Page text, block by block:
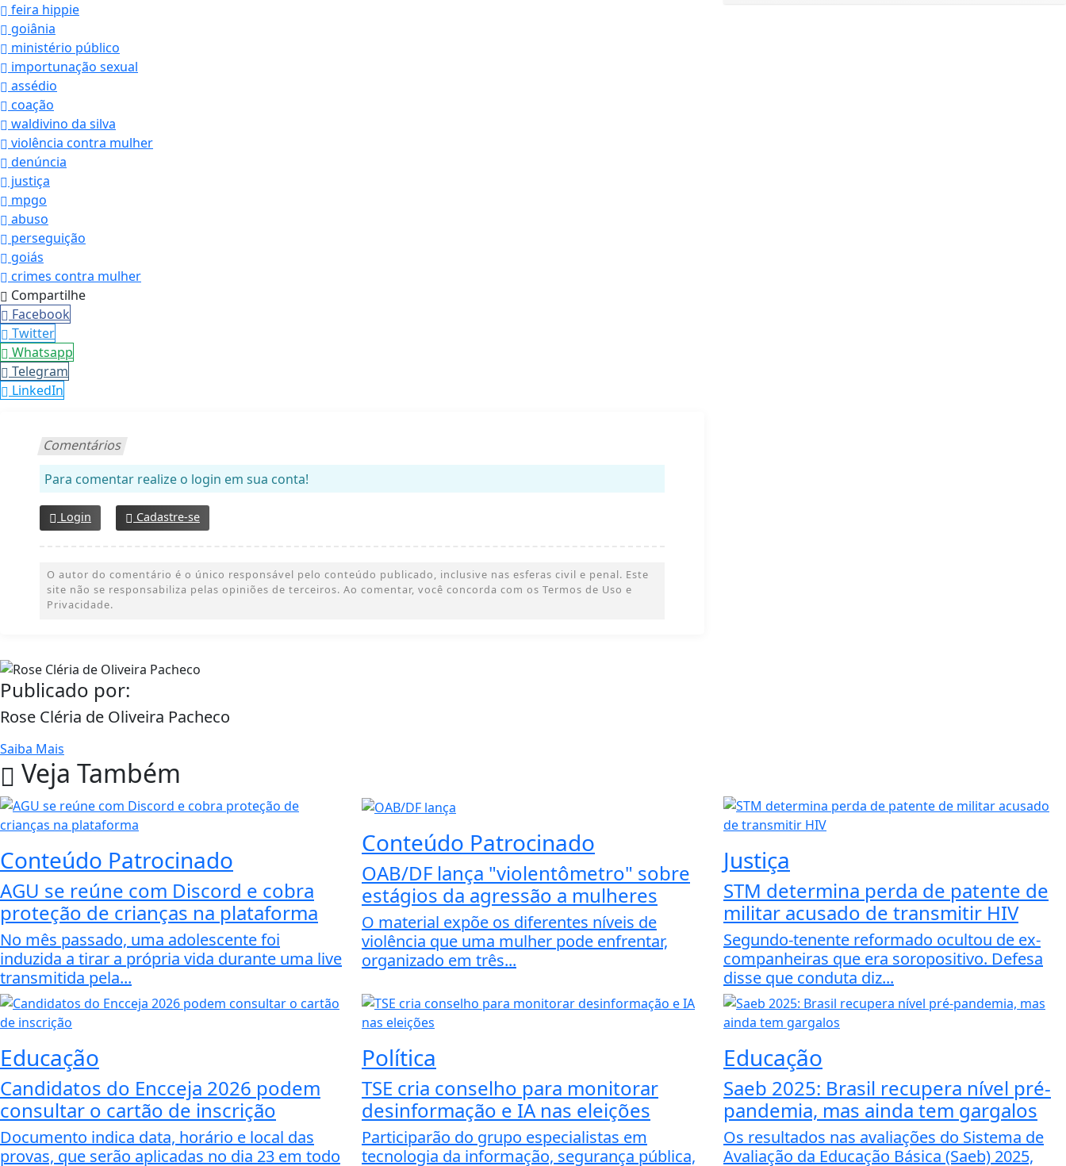
feira hippie
goiânia
ministério público
importunação sexual
assédio
coação
waldivino da silva
violência contra mulher
denúncia
justiça
mpgo
abuso
perseguição
goiás
crimes contra mulher
Compartilhe
Facebook
Twitter
Whatsapp
Telegram
LinkedIn
Comentários
Para comentar realize o login em sua conta!
Login Cadastre-se
O autor do comentário é o único responsável pelo conteúdo publicado, inclusive nas esferas civil e penal. Este
site não se responsabiliza pelas opiniões de terceiros. Ao comentar, você concorda com os Termos de Uso e
Privacidade.
Publicado por:
Rose Cléria de Oliveira Pacheco
Saiba Mais
Veja Também
Conteúdo Patrocinado
AGU se reúne com Discord e cobra
proteção de crianças na plataforma
No mês passado, uma adolescente foi
induzida a tirar a própria vida durante uma live
transmitida pela...
Conteúdo Patrocinado
OAB/DF lança "violentômetro" sobre
estágios da agressão a mulheres
O material expõe os diferentes níveis de
violência que uma mulher pode enfrentar,
organizado em três...
Justiça
STM determina perda de patente de
militar acusado de transmitir HIV
Segundo-tenente reformado ocultou de ex-
companheiras que era soropositivo. Defesa
disse que conduta diz...
Educação
Candidatos do Encceja 2026 podem
consultar o cartão de inscrição
Documento indica data, horário e local das
provas, que serão aplicadas no dia 23 em todo
Política
TSE cria conselho para monitorar
desinformação e IA nas eleições
Participarão do grupo especialistas em
tecnologia da informação, segurança pública,
Educação
Saeb 2025: Brasil recupera nível pré-
pandemia, mas ainda tem gargalos
Os resultados nas avaliações do Sistema de
Avaliação da Educação Básica (Saeb) 2025,